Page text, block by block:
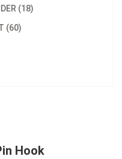
(18)
(60)
Hook